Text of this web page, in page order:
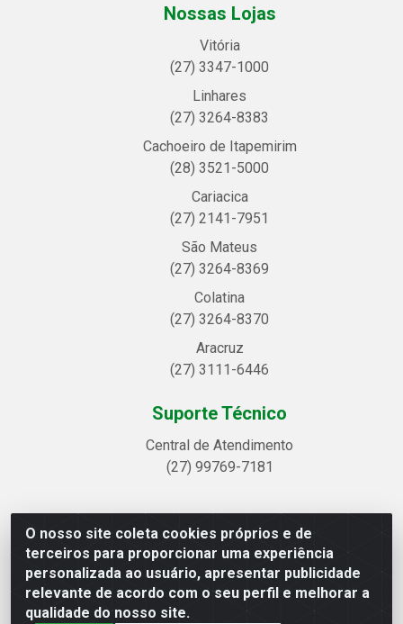
O nosso site coleta cookies próprios e de
terceiros para proporcionar uma experiência
personalizada ao usuário, apresentar publicidade
relevante de acordo com o seu perfil e melhorar a
qualidade do nosso site.
Nossas Lojas
Vitória
(27) 3347-1000
Linhares
(27) 3264-8383
Cachoeiro de Itapemirim
(28) 3521-5000
Cariacica
(27) 2141-7951
São Mateus
(27) 3264-8369
Colatina
(27) 3264-8370
Aracruz
(27) 3111-6446
Suporte Técnico
Central de Atendimento
(27) 99769-7181
Linhavix Distribuidora LTDA - Avenida Alegre, 2521 -
Quadra314 Lote 05 e 07 - Shell, Linhares/ES - CEP
29.901-605 - CNPJ 20.857.514/0001-75